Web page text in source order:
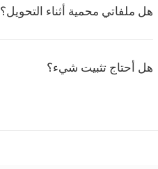
هل ملفاتي محمية أثناء التحويل؟
هل أحتاج تثبيت شيء؟